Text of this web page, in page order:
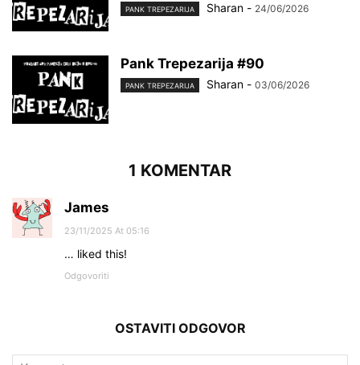
PANK TREPEZARIJA Sharan - 24/06/2026
Pank Trepezarija #90
PANK TREPEZARIJA Sharan - 03/06/2026
1 KOMENTAR
James
23/11/2025 At 05:16
… liked this!
Odgovoriti
OSTAVITI ODGOVOR